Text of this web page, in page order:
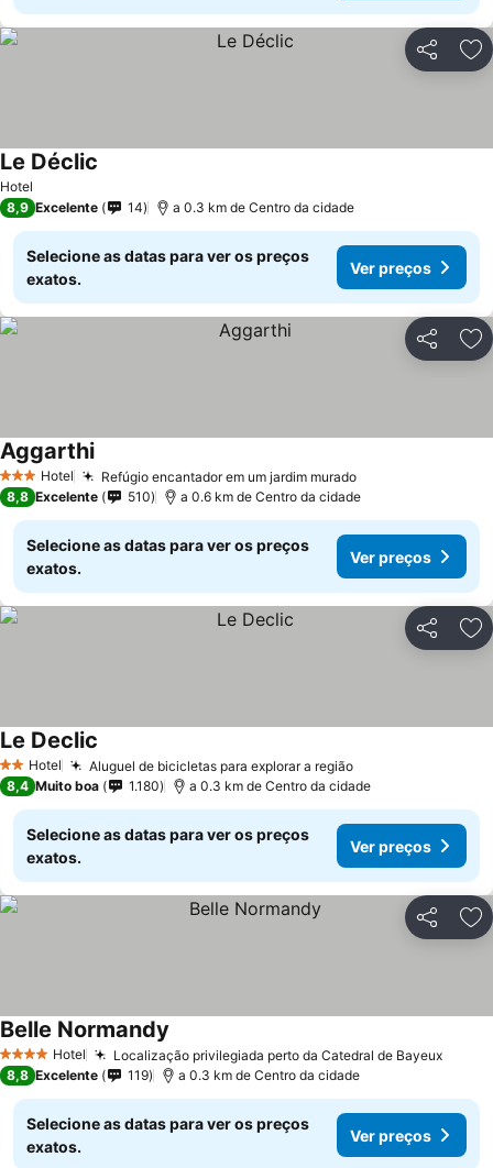
Partilhar
Hotel
Le Déclic
8,9 Excelente 14 a 0.3 km de Centro da cidade
Selecione as datas para ver os preços
exatos.
Ver preços
Partilhar
3 EstrelasHotel Refúgio encantador em um jardim muradoVer preços
AggarthiVer preços
8,8 Excelente 510 a 0.6 km de Centro da cidade
Selecione as datas para ver os preços
exatos.
Ver preços
Partilhar
2 Estrelas
Hotel Aluguel de bicicletas para explorar a regiãoVer preços
Le Declic
8,4 Muito boa 1.180 a 0.3 km de Centro da cidade
Selecione as datas para ver os preços
exatos.
Ver preços
Partilhar
4 EstrelasHotel Localização privilegiada perto da Catedral de BayeuxVer
Belle Normandy
8,8 Excelente 119 a 0.3 km de Centro da cidade
Selecione as datas para ver os preços
exatos.
Ver preços